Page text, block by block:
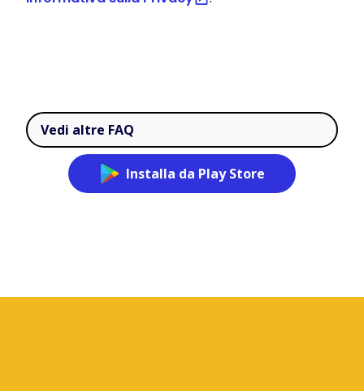
Vedi altre FAQ
Installa da Play Store